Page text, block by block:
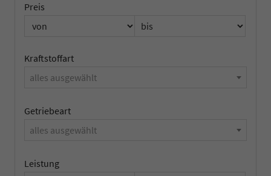
Preis
Kraftstoffart
alles ausgewählt
Getriebeart
alles ausgewählt
Leistung